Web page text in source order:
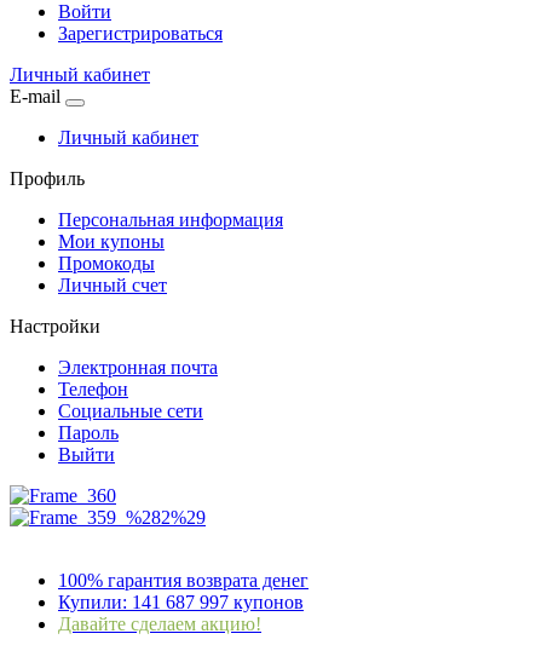
Войти
Зарегистрироваться
Личный кабинет
E-mail
Личный кабинет
Профиль
Персональная информация
Мои купоны
Промокоды
Личный счет
Настройки
Электронная почта
Телефон
Социальные сети
Пароль
Выйти
100% гарантия возврата денег
Купили: 141 687 997 купонов
Давайте сделаем акцию!